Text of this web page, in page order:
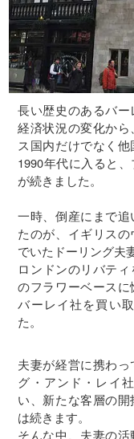
長い歴史のあるバ
経済状況の変化か
ス国内だけでなく他
1990年代に入ると
が続きました。
一時、倒産にまで
たのが、イギリス
でいたドーリング夫妻
ロンドンのリバテ
のフラワーベース
バーレイ社を買い
た。
夫妻が経営に携わ
グ・アンド・レイ
い、新たな客層の
は続きます。
そんな中、夫妻の活